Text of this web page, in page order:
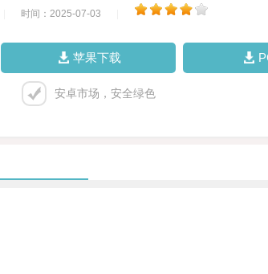
时间：2025-07-03
苹果下载
安卓市场，安全绿色